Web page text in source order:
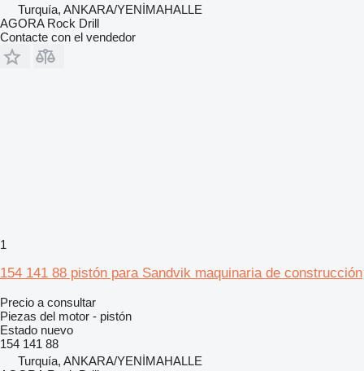
Turquía, ANKARA/YENİMAHALLE
AGORA Rock Drill
Contacte con el vendedor
1
154 141 88 pistón para Sandvik maquinaria de construcción
Precio a consultar
Piezas del motor - pistón
Estado nuevo
154 141 88
Turquía, ANKARA/YENİMAHALLE